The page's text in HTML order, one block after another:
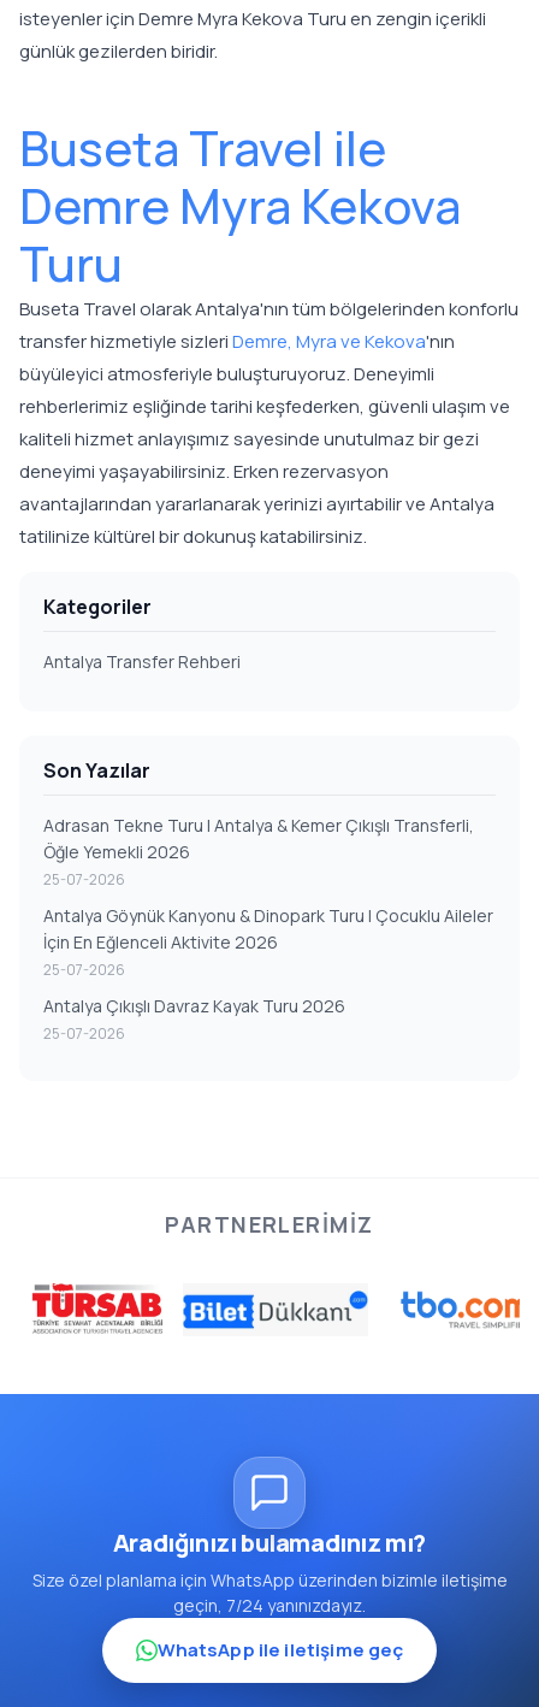
isteyenler için Demre Myra Kekova Turu en zengin içerikli
günlük gezilerden biridir.
Buseta Travel ile
Demre Myra Kekova
Turu
Buseta Travel olarak Antalya'nın tüm bölgelerinden konforlu
transfer hizmetiyle sizleriDemre, Myra ve Kekova'nın
büyüleyici atmosferiyle buluşturuyoruz. Deneyimli
rehberlerimiz eşliğinde tarihi keşfederken, güvenli ulaşım ve
kaliteli hizmet anlayışımız sayesinde unutulmaz bir gezi
deneyimi yaşayabilirsiniz. Erken rezervasyon
avantajlarından yararlanarak yerinizi ayırtabilir ve Antalya
tatilinize kültürel bir dokunuş katabilirsiniz.
Kategoriler
Antalya Transfer Rehberi
Son Yazılar
Adrasan Tekne Turu | Antalya & Kemer Çıkışlı Transferli,
Öğle Yemekli 2026
25-07-2026
Antalya Göynük Kanyonu & Dinopark Turu | Çocuklu Aileler
İçin En Eğlenceli Aktivite 2026
25-07-2026
Antalya Çıkışlı Davraz Kayak Turu 2026
25-07-2026
PARTNERLERIMIZ
Aradığınızı bulamadınız mı?
Size özel planlama için WhatsApp üzerinden bizimle iletişime
geçin, 7/24 yanınızdayız.
WhatsApp ile iletişime geç